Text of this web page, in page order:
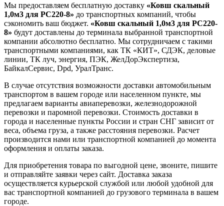
Мы предоставляем бесплатную доставку «Ковш скальный
1,0м3 для РС220-8» до транспортных компаний, чтобы
сэкономить ваш бюджет. «Ковш скальный 1,0м3 для РС220-
8» будут доставлены до терминала выбранной транспортной
компании абсолютно бесплатно. Мы сотрудничаем с такими
транспортными компаниями, как ТК «КИТ», СДЭК, деловые
линии, ТК луч, энергия, ПЭК, ЖелДорЭкспертиза,
БайкалСервис, Dpd, УралТранс.
В случае отсутствия возможности доставки автомобильным
транспортом в вашем городе или населенном пункте, мы
предлагаем варианты авиаперевозки, железнодорожной
перевозки и паромной перевозки. Стоимость доставки в
города и населенные пункты России и стран СНГ зависит от
веса, объема груза, а также расстояния перевозки. Расчет
производится нами или транспортной компанией до момента
оформления и оплаты заказа.
Для приобретения товара по выгодной цене, звоните, пишите
и отправляйте заявки через сайт. Доставка заказа
осуществляется курьерской службой или любой удобной для
вас транспортной компанией до грузового терминала в вашем
городе.